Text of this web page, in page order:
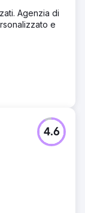
Agenzia di
e
4.6